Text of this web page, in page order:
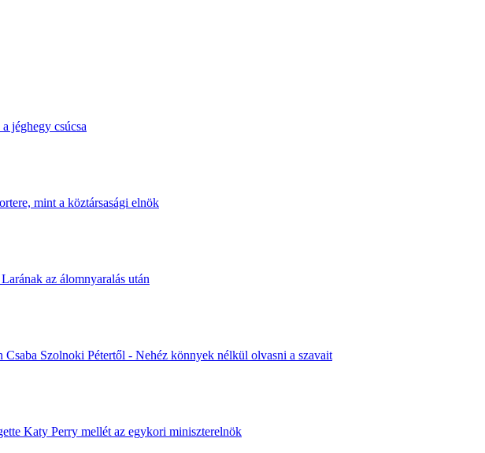
jéghegy csúcsa
mint a köztársasági elnök
az álomnyaralás után
Szolnoki Pétertől - Nehéz könnyek nélkül olvasni a szavait
Katy Perry mellét az egykori miniszterelnök